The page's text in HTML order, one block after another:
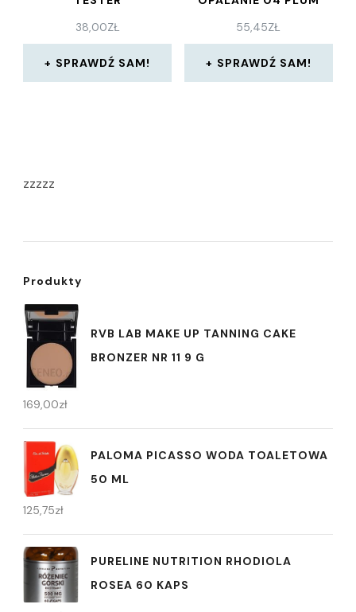
38,00ZŁ
SPRAWDŹ SAM!
55,45ZŁ
SPRAWDŹ SAM!
zzzzz
Produkty
RVB LAB MAKE UP TANNING CAKE
BRONZER NR 11 9 G
169,00zł
PALOMA PICASSO WODA TOALETOWA
50 ML
125,75zł
PURELINE NUTRITION RHODIOLA
ROSEA 60 KAPS